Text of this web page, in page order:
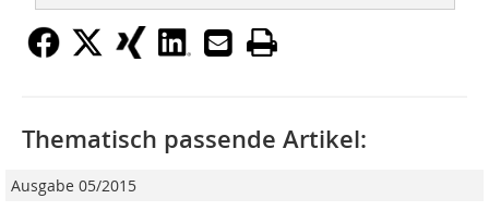
Thematisch passende Artikel:
Ausgabe 05/2015